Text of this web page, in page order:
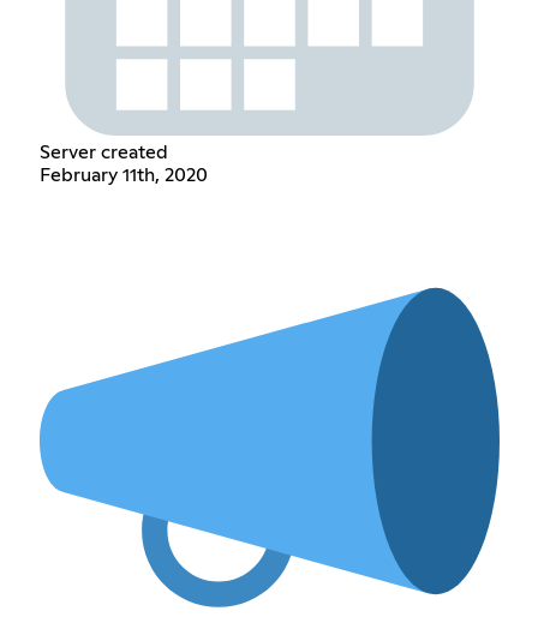
Server created
February 11th, 2020